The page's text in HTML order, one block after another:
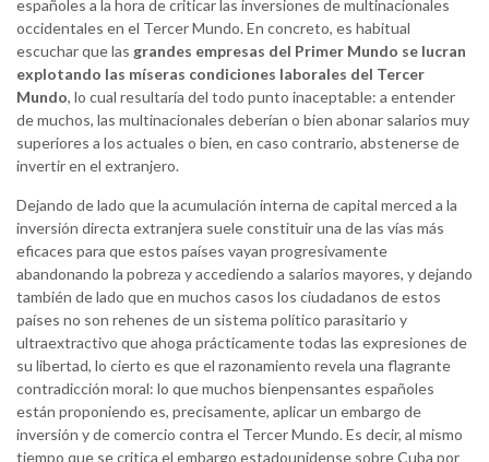
españoles a la hora de criticar las inversiones de multinacionales
occidentales en el Tercer Mundo. En concreto, es habitual
escuchar que las grandes empresas del Primer Mundo se lucran
explotando las míseras condiciones laborales del Tercer
Mundo, lo cual resultaría del todo punto inaceptable: a entender
de muchos, las multinacionales deberían o bien abonar salarios muy
superiores a los actuales o bien, en caso contrario, abstenerse de
invertir en el extranjero.
Dejando de lado que la acumulación interna de capital merced a la
inversión directa extranjera suele constituir una de las vías más
eficaces para que estos países vayan progresivamente
abandonando la pobreza y accediendo a salarios mayores, y dejando
también de lado que en muchos casos los ciudadanos de estos
países no son rehenes de un sistema político parasitario y
ultraextractivo que ahoga prácticamente todas las expresiones de
su libertad, lo cierto es que el razonamiento revela una flagrante
contradicción moral: lo que muchos bienpensantes españoles
están proponiendo es, precisamente, aplicar un embargo de
inversión y de comercio contra el Tercer Mundo. Es decir, al mismo
tiempo que se critica el embargo estadounidense sobre Cuba por